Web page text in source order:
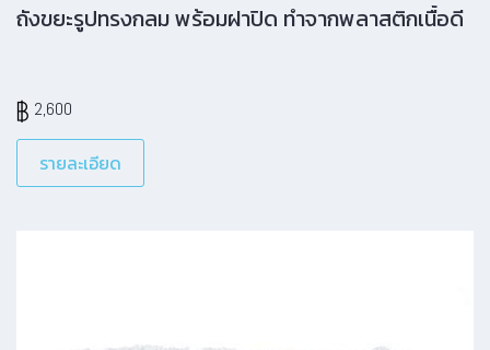
ถังขยะรูปทรงกลม พร้อมฝาปิด ทำจากพลาสติกเนื้อดี
2,600
รายละเอียด